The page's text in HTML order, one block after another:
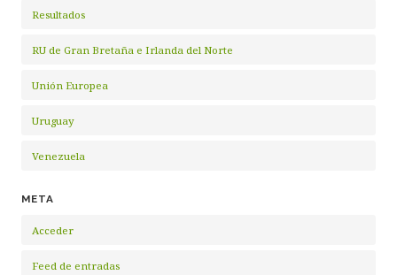
Resultados
RU de Gran Bretaña e Irlanda del Norte
Unión Europea
Uruguay
Venezuela
META
Acceder
Feed de entradas